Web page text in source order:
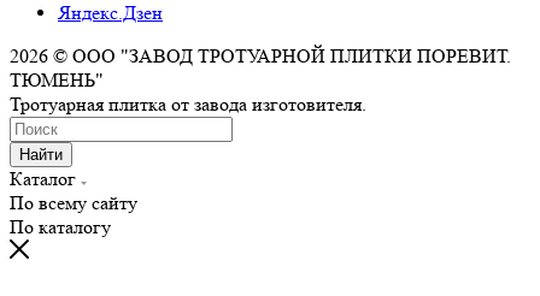
Яндекс.Дзен
2026 © ООО "ЗАВОД ТРОТУАРНОЙ ПЛИТКИ ПОРЕВИТ.
ТЮМЕНЬ"
Тротуарная плитка от завода изготовителя.
Найти
Каталог
По всему сайту
По каталогу